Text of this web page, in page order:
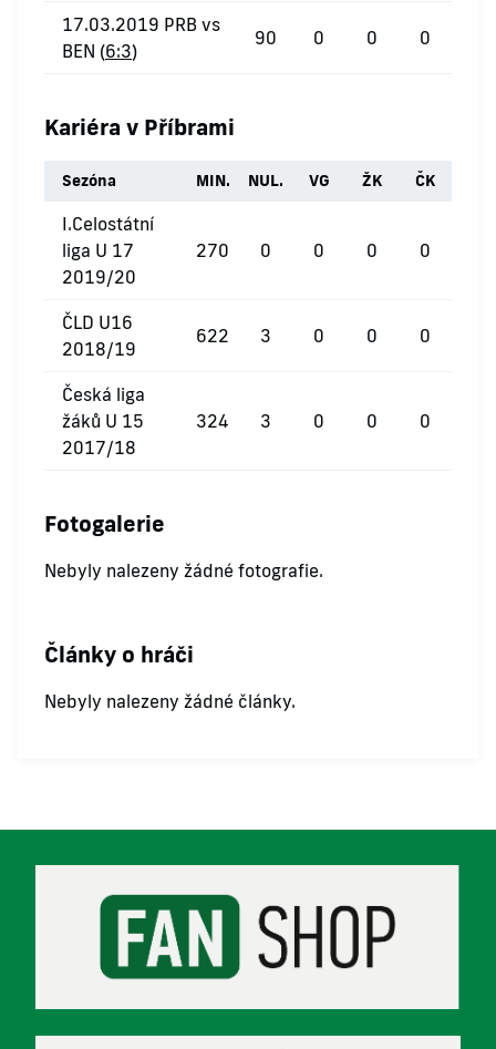
17.03.2019 PRB vs
BEN (6:3)
90 0 0 0
Kariéra v Příbrami
Sezóna MIN. NUL. VG ŽK ČK
I.Celostátní
liga U 17
2019/20
270 0 0 0 0
ČLD U16
2018/19
622 3 0 0 0
Česká liga
žáků U 15
2017/18
324 3 0 0 0
Fotogalerie
Nebyly nalezeny žádné fotografie.
Články o hráči
Nebyly nalezeny žádné články.